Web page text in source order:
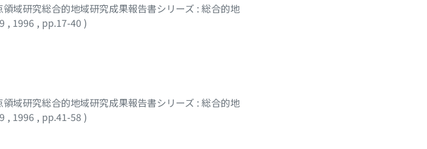
領域研究総合的地域研究成果報告書シリーズ : 総合的地
, 1996 , pp.17-40 )
領域研究総合的地域研究成果報告書シリーズ : 総合的地
, 1996 , pp.41-58 )